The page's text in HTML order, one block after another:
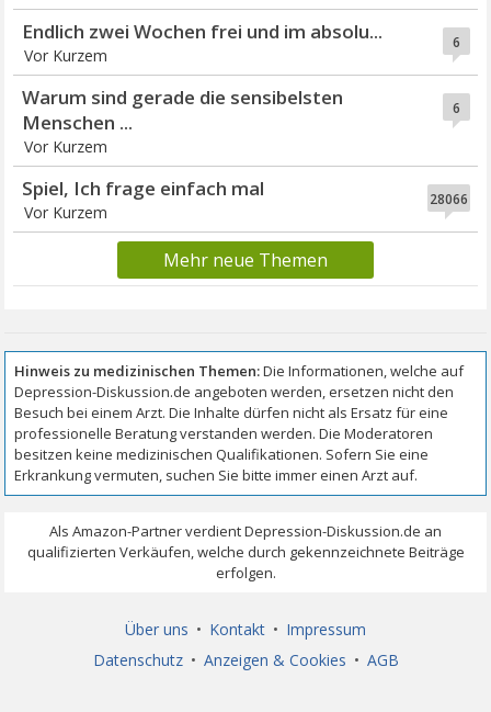
6
Endlich zwei Wochen frei und im absolu...
Vor Kurzem
6
Warum sind gerade die sensibelsten
Menschen ...
Vor Kurzem
28066
Spiel, Ich frage einfach mal
Vor Kurzem
Mehr neue Themen
Über uns • Kontakt • Impressum
Datenschutz • Anzeigen & Cookies • AGB